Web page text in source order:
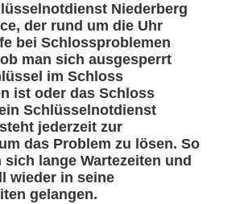
Niederberg
der rund um die Uhr
bei Schlossproblemen
man sich ausgesperrt
im Schloss
ist oder das Schloss
Schlüsselnotdienst
jederzeit zur
das Problem zu lösen. So
sich lange Wartezeiten und
wieder in seine
gelangen.